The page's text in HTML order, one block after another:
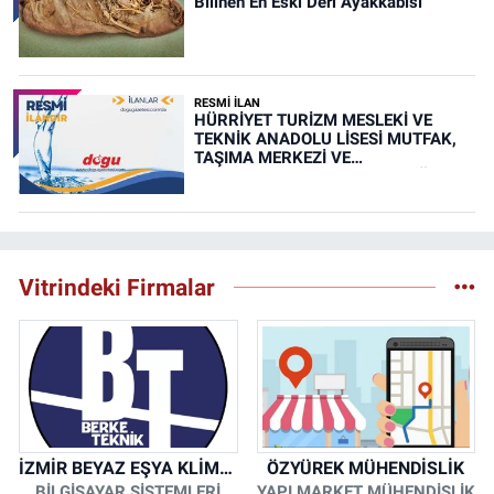
RESMİ İLAN
HÜRRİYET TURİZM MESLEKİ VE
TEKNİK ANADOLU LİSESİ MUTFAK,
TAŞIMA MERKEZİ VE
Vitrindeki Firmalar
İZMİR BEYAZ EŞYA KLİMA KOMBİ SERVİSİ ÖZYÜREK MÜHENDİSLİK